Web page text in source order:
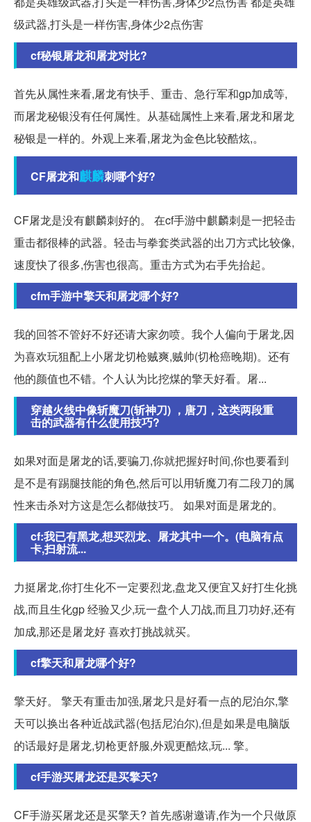
级武器,打头是一样伤害,身体少2点伤害
cf秘银屠龙和屠龙对比?
首先从属性来看,屠龙有快手、重击、急行军和gp加成等,
而屠龙秘银没有任何属性。从基础属性上来看,屠龙和屠龙
秘银是一样的。外观上来看,屠龙为金色比较酷炫,。
CF屠龙和麒麟刺哪个好?
CF屠龙是没有麒麟刺好的。 在cf手游中麒麟刺是一把轻击
重击都很棒的武器。轻击与拳套类武器的出刀方式比较像,
速度快了很多,伤害也很高。重击方式为右手先抬起。
cfm手游中擎天和屠龙哪个好?
我的回答不管好不好还请大家勿喷。我个人偏向于屠龙,因
为喜欢玩狙配上小屠龙切枪贼爽,贼帅(切枪癌晚期)。还有
他的颜值也不错。个人认为比挖煤的擎天好看。屠...
穿越火线中像斩魔刀(斩神刀) ，唐刀，这类两段重
击的武器有什么使用技巧?
如果对面是屠龙的话,要骗刀,你就把握好时间,你也要看到
是不是有踢腿技能的角色,然后可以用斩魔刀有二段刀的属
性来击杀对方这是怎么都做技巧。 如果对面是屠龙的。
cf:我已有黑龙,想买烈龙、屠龙其中一个。(电脑有点
卡,扫射流...
力挺屠龙,你打生化不一定要烈龙,盘龙又便宜又好打生化挑
战,而且生化gp 经验又少,玩一盘个人刀战,而且刀功好,还有
加成,那还是屠龙好 喜欢打挑战就买。
cf擎天和屠龙哪个好?
擎天好。 擎天有重击加强,屠龙只是好看一点的尼泊尔,擎
天可以换出各种近战武器(包括尼泊尔),但是如果是电脑版
的话最好是屠龙,切枪更舒服,外观更酷炫,玩... 擎。
cf手游买屠龙还是买擎天?
CF手游买屠龙还是买擎天? 首先感谢邀请,作为一个只做原